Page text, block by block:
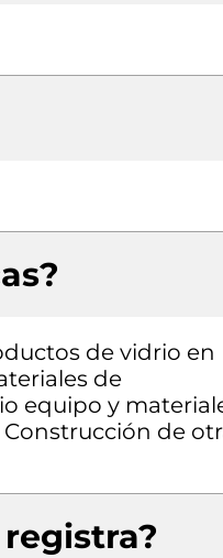
de vidrio en
de
equipo y
de